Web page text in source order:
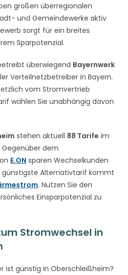
großen überregionalen
und Gemeindewerke aktiv
sorgt für ein breites
Sparpotenzial.
überwiegend Bayernwerk
Verteilnetzbetreiber in Bayern.
vom Stromvertrieb
wählen Sie unabhängig davon
stehen aktuell 88 Tarife im
dem
E.ON sparen Wechselkunden
günstigste Alternativtarif kommt
. Nutzen Sie den
Einsparpotenzial zu
Stromwechsel in
ist günstig in Oberschleißheim?